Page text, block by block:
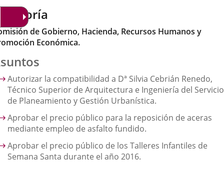
de Gobierno, Hacienda, Recursos Humanos y
Económica.
Autorizar la compatibilidad a Dª Silvia Cebrián Renedo,
Técnico Superior de Arquitectura e Ingeniería del Servicio
de Planeamiento y Gestión Urbanística.
Aprobar el precio público para la reposición de aceras
mediante empleo de asfalto fundido.
Aprobar el precio público de los Talleres Infantiles de
Semana Santa durante el año 2016.